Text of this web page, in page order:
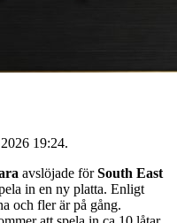
19:24.
avslöjade förSouth East
in en ny platta. Enligt
och fler är på gång.